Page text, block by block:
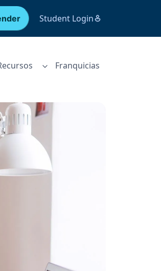
Student Login
Franquicias